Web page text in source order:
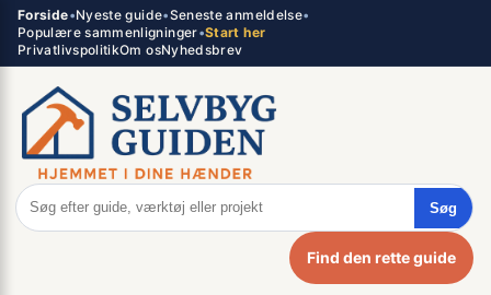
Spring
indhold
Forside•Nyeste guide•Seneste anmeldelse•
Populære sammenligninger•Start her
PrivatlivspolitikOm osNyhedsbrev
Søg
Find den rette guide